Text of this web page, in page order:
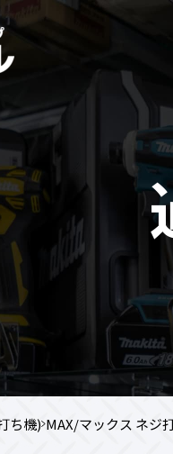
ち機) MAX/マックス ネジ